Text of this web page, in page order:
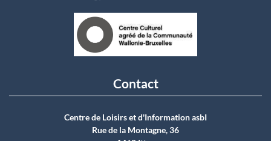
Contact
Centre de Loisirs et d'Information asbI
Rue de la Montagne, 36